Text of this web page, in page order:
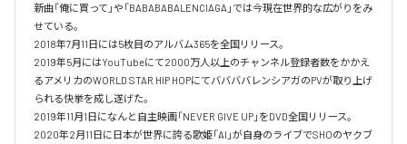
新曲「俺に買って」や「BABABABALENCIAGA」では今現在世界的な広がりをみ
せている。
2018年7月11日には5枚目のアルバム365を全国リリース。
2019年5月にはYouTubeにて2000万人以上のチャンネル登録者数をかかえ
るアメリカのWORLD STAR HIP HOPにてババババレンシアガのPVが取り上げ
られる快挙を成し遂げた。
2019年11月1日になんと自主映画「NEVER GIVE UP」をDVD全国リリース。
2020年2月11日に日本が世界に誇る歌姫「AI」が自身のライブでSHOのヤクブ